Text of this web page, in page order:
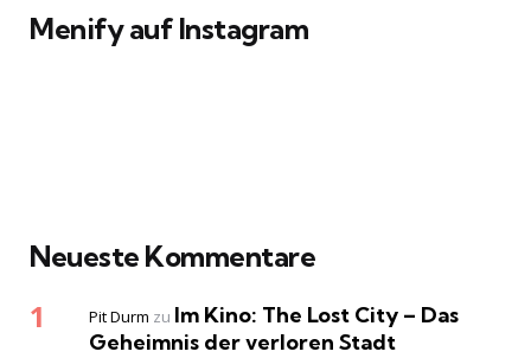
Menify auf Instagram
Neueste Kommentare
Pit Durm zu Im Kino: The Lost City – Das
Geheimnis der verloren Stadt